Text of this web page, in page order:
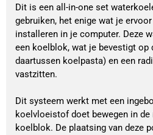
Dit is een all-in-one set
gebruiken, het enige wat je
installeren in je computer. Deze
een koelblok, wat je bevestigt op
daartussen koelpasta) en een
vastzitten.
Dit systeem werkt met een
koelvloeistof doet bewegen in de
koelblok. De plaatsing van deze